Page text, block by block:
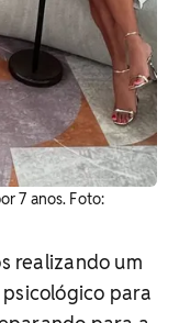
7 anos. Foto:
realizando um
para